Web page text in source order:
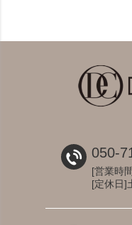
050-
[営業時
[定休日]